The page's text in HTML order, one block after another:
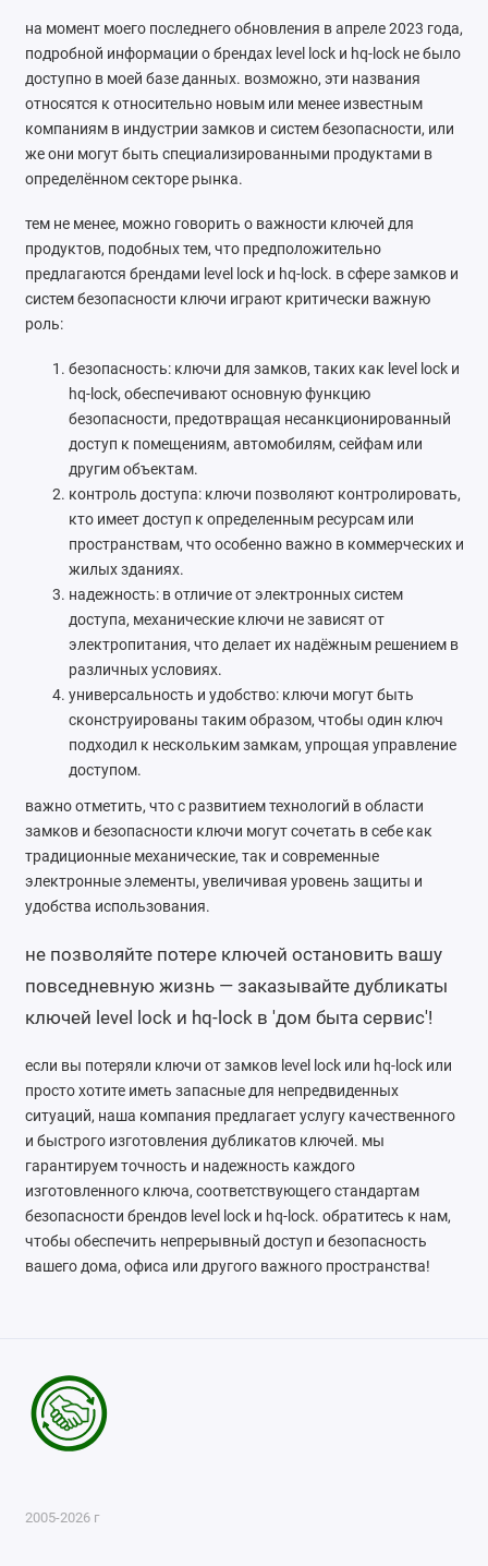
Ремонт брелков автосигнализации
Ремонт компьютеров
Ремонт мобильных телефонов
Швейный цех
Гравировка
Макеты для печати на кружках
Показать все
на момент моего последнего обновления в апреле 2023 года,
подробной информации о брендах level lock и hq-lock не было
доступно в моей базе данных. возможно, эти названия
относятся к относительно новым или менее известным
компаниям в индустрии замков и систем безопасности, или
же они могут быть специализированными продуктами в
определённом секторе рынка.
тем не менее, можно говорить о важности ключей для
продуктов, подобных тем, что предположительно
предлагаются брендами level lock и hq-lock. в сфере замков и
систем безопасности ключи играют критически важную
роль:
безопасность: ключи для замков, таких как level lock и
hq-lock, обеспечивают основную функцию
безопасности, предотвращая несанкционированный
доступ к помещениям, автомобилям, сейфам или
другим объектам.
контроль доступа: ключи позволяют контролировать,
кто имеет доступ к определенным ресурсам или
пространствам, что особенно важно в коммерческих и
жилых зданиях.
надежность: в отличие от электронных систем
доступа, механические ключи не зависят от
электропитания, что делает их надёжным решением в
различных условиях.
универсальность и удобство: ключи могут быть
сконструированы таким образом, чтобы один ключ
подходил к нескольким замкам, упрощая управление
доступом.
важно отметить, что с развитием технологий в области
замков и безопасности ключи могут сочетать в себе как
традиционные механические, так и современные
электронные элементы, увеличивая уровень защиты и
удобства использования.
не позволяйте потере ключей остановить вашу
повседневную жизнь — заказывайте дубликаты
ключей level lock и hq-lock в 'дом быта сервис'!
если вы потеряли ключи от замков level lock или hq-lock или
просто хотите иметь запасные для непредвиденных
ситуаций, наша компания предлагает услугу качественного
и быстрого изготовления дубликатов ключей. мы
гарантируем точность и надежность каждого
изготовленного ключа, соответствующего стандартам
безопасности брендов level lock и hq-lock. обратитесь к нам,
чтобы обеспечить непрерывный доступ и безопасность
вашего дома, офиса или другого важного пространства!
2005-2026 г